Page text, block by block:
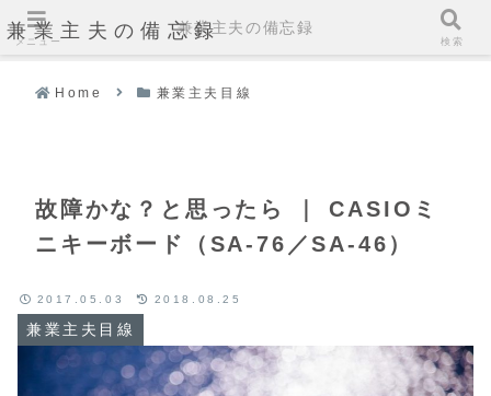
兼業主夫の備忘録
Home 兼業主夫目線
故障かな？と思ったら ｜ CASIOミ
ニキーボード（SA-76／SA-46）
兼業主夫目線
2017.05.03 2018.08.25
メニュー
兼業主夫の備忘録
検索